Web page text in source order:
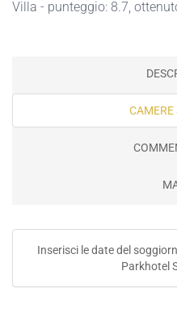
Villa - punteggio: 8.7,
CAMERE
Inserisci le date del
Parkhotel